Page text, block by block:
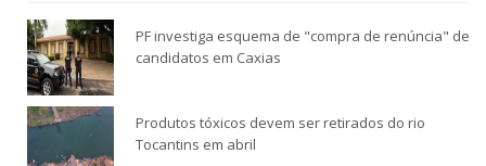
PF investiga esquema de "compra de renúncia" de
candidatos em Caxias
Produtos tóxicos devem ser retirados do rio
Tocantins em abril